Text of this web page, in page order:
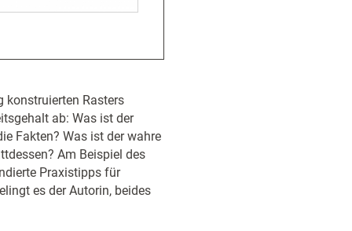
konstruierten Rasters
ab: Was ist der
Fakten? Was ist der wahre
Am Beispiel des
Praxistipps für
es der Autorin, beides